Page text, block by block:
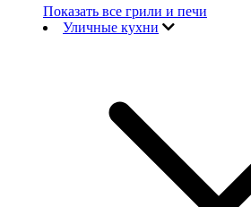
Показать все грили и печи
Уличные кухни